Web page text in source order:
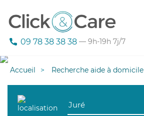
09 78 38 38 38 — 9h-19h 7j/7
Accueil Recherche aide à domicile